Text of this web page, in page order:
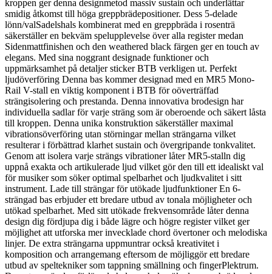
kroppen ger denna designmetod massiv sustain och underlättar
smidig åtkomst till höga greppbrädepositioner. Dess 5-delade
lönn/valSadelshals kombinerat med en greppbräda i rosenträ
säkerställer en bekväm spelupplevelse över alla register medan
Sidenmattfinishen och den weathered black färgen ger en touch av
elegans. Med sina noggrant designade funktioner och
uppmärksamhet på detaljer sticker BTB verkligen ut. Perfekt
ljudöverföring Denna bas kommer designad med en MR5 Mono-
Rail V-stall en viktig komponent i BTB för oöverträffad
strängisolering och prestanda. Denna innovativa brodesign har
individuella sadlar för varje sträng som är oberoende och säkert låsta
till kroppen. Denna unika konstruktion säkerställer maximal
vibrationsöverföring utan störningar mellan strängarna vilket
resulterar i förbättrad klarhet sustain och övergripande tonkvalitet.
Genom att isolera varje strängs vibrationer låter MR5-stalln dig
uppnå exakta och artikulerade ljud vilket gör den till ett idealiskt val
för musiker som söker optimal spelbarhet och ljudkvalitet i sitt
instrument. Lade till strängar för utökade ljudfunktioner En 6-
strängad bas erbjuder ett bredare utbud av tonala möjligheter och
utökad spelbarhet. Med sitt utökade frekvensområde låter denna
design dig fördjupa dig i både lägre och högre register vilket ger
möjlighet att utforska mer invecklade chord övertoner och melodiska
linjer. De extra strängarna uppmuntrar också kreativitet i
komposition och arrangemang eftersom de möjliggör ett bredare
utbud av speltekniker som tappning smällning och fingerPlektrum.